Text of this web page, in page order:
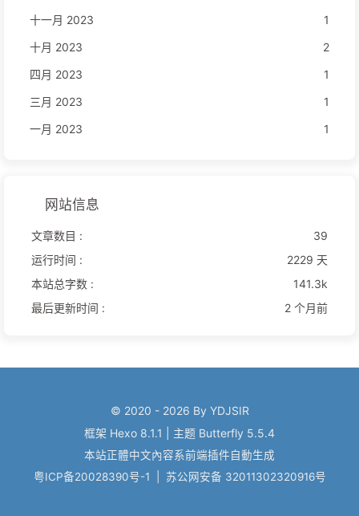
十一月 2023
1
十月 2023
2
四月 2023
1
三月 2023
1
一月 2023
1
网站信息
文章数目 :
39
运行时间 :
2229 天
本站总字数 :
141.3k
最后更新时间 :
2 个月前
© 2020 - 2026 By YDJSIR
框架 Hexo 8.1.1 主题 Butterfly 5.5.4
本站正體中文內容系前端插件自動生成
粤ICP备20028390号-1
苏公网安备 32011302320916号